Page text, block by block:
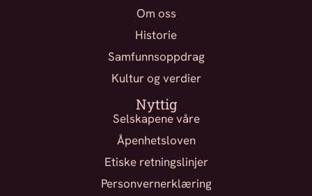
Om oss
Historie
Samfunnsoppdrag
Kultur og verdier
Nyttig
Selskapene våre
Åpenhetsloven
Etiske retningslinjer
Personvernerklæring